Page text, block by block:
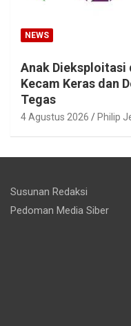
NEWS
Anak Dieksploitasi
Kecam Keras dan
Tegas
4 Agustus 2026 Philip
Susunan Redaksi
Pedoman Media Siber